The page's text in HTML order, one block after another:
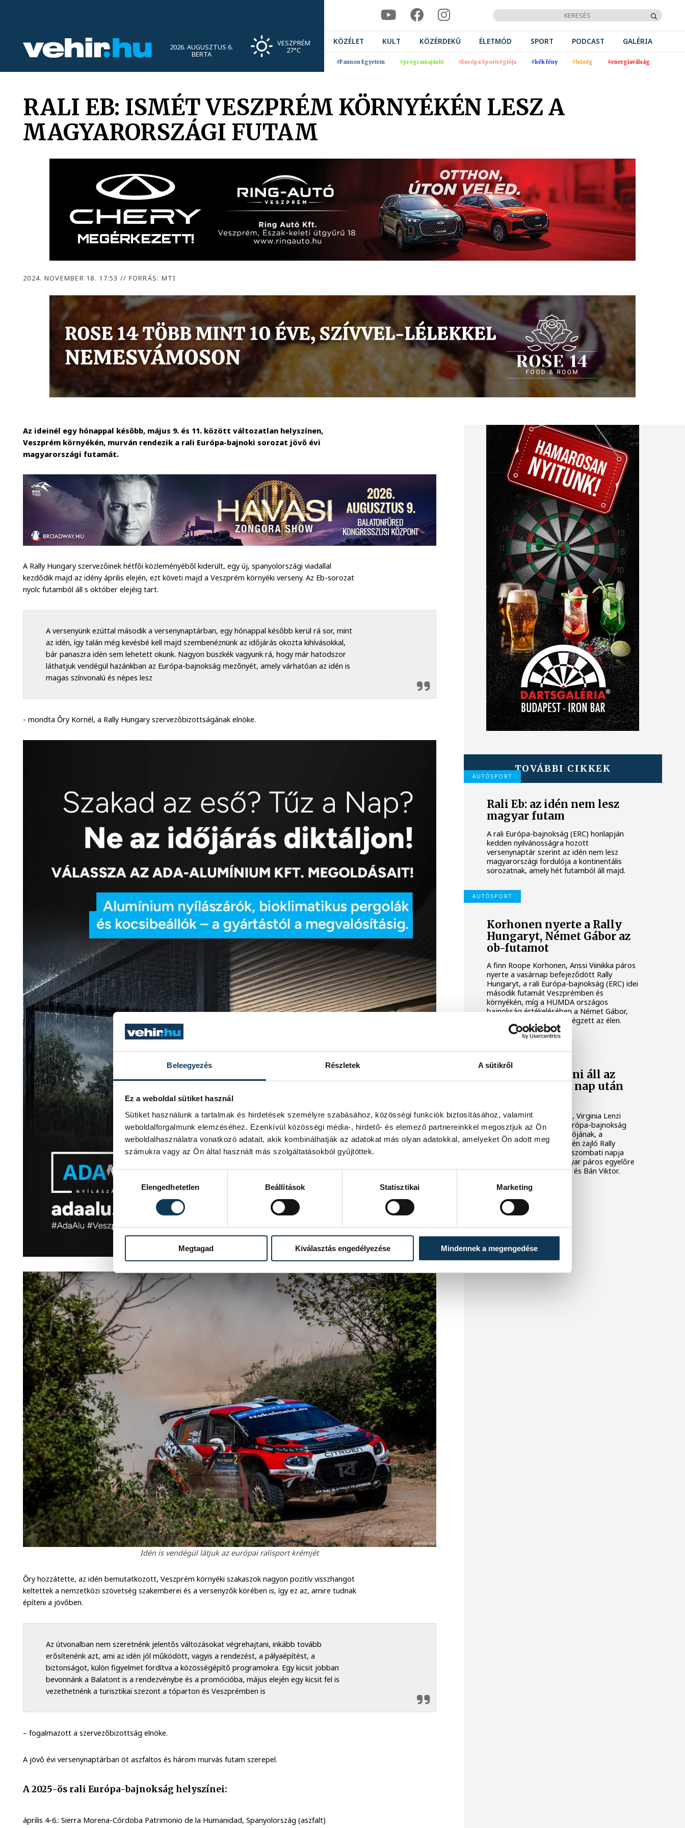
Beleegyezés Részletek A sütikről
Ez a weboldal sütiket használ
Sütiket használunk a tartalmak és hirdetések személyre szabásához, közösségi funkciók biztosításához, valamint
weboldalforgalmunk elemzéséhez. Ezenkívül közösségi média-, hirdető- és elemező partnereinkkel megosztjuk az Ön
weboldalhasználatra vonatkozó adatait, akik kombinálhatják az adatokat más olyan adatokkal, amelyeket Ön adott meg
számukra vagy az Ön által használt más szolgáltatásokból gyűjtöttek.
Hozzájárulás kiválasztása
Elengedhetetlen
Beállítások Statisztikai Marketing
Megtagad Kiválasztás engedélyezése Mindennek a megengedése
2026. AUGUSZTUS 6.
BERTA
VESZPRÉM
27°C
KÖZÉLET KULT KÖZÉRDEKŰ ÉLETMÓD SPORT PODCAST GALÉRIA
#Pannon Egyetem #programajánló #Európa Sportrégiója #kék fény #hőség #energiaválság
RALI EB: ISMÉT VESZPRÉM KÖRNYÉKÉN LESZ A
MAGYARORSZÁGI FUTAM
2024. NOVEMBER 18. 17:53 // FORRÁS: MTI
Az ideinél egy hónappal később, május 9. és 11. között változatlan helyszínen,
Veszprém környékén, murván rendezik a rali Európa-bajnoki sorozat jövő évi
magyarországi futamát.
A Rally Hungary szervezőinek hétfői közleményéből kiderült, egy új, spanyolországi viadallal
kezdődik majd az idény április elején, ezt követi majd a Veszprém környéki verseny. Az Eb-sorozat
nyolc futamból áll s október elejéig tart.
A versenyünk ezúttal második a versenynaptárban, egy hónappal később kerül rá sor, mint
az idén, így talán még kevésbé kell majd szembenéznünk az időjárás okozta kihívásokkal,
bár panaszra idén sem lehetett okunk. Nagyon büszkék vagyunk rá, hogy már hatodszor
láthatjuk vendégül hazánkban az Európa-bajnokság mezőnyét, amely várhatóan az idén is
magas színvonalú és népes lesz
- mondta Őry Kornél, a Rally Hungary szervezőbizottságának elnöke.
Idén is vendégül látjuk az európai ralisport krémjét
Őry hozzátette, az idén bemutatkozott, Veszprém környéki szakaszok nagyon pozitív visszhangot
keltettek a nemzetközi szövetség szakemberei és a versenyzők körében is, így ez az, amire tudnak
építeni a jövőben.
Az útvonalban nem szeretnénk jelentős változásokat végrehajtani, inkább tovább
erősítenénk azt, ami az idén jól működött, vagyis a rendezést, a pályaépítést, a
biztonságot, külön figyelmet fordítva a közösségépítő programokra. Egy kicsit jobban
bevonnánk a Balatont is a rendezvénybe és a promócióba, május elején egy kicsit fel is
vezethetnénk a turisztikai szezont a tóparton és Veszprémben is
– fogalmazott a szervezőbizottság elnöke.
A jövő évi versenynaptárban öt aszfaltos és három murvás futam szerepel.
A 2025-ös rali Európa-bajnokság helyszínei:
április 4-6.: Sierra Morena-Córdoba Patrimonio de la Humanidad, Spanyolország (aszfalt)
TOVÁBBI CIKKEK
AUTÓSPORT
Rali Eb: az idén nem lesz
magyar futam
A rali Európa-bajnokság (ERC) honlapján
kedden nyilvánosságra hozott
versenynaptár szerint az idén nem lesz
magyarországi fordulója a kontinentális
sorozatnak, amely hét futamból áll majd.
AUTÓSPORT
Korhonen nyerte a Rally
Hungaryt, Német Gábor az
ob-futamot
A finn Roope Korhonen, Anssi Viinikka páros
nyerte a vasárnap befejeződött Rally
Hungaryt, a rali Európa-bajnokság (ERC) idei
második futamát Veszprémben és
környékén, míg a HUMDA országos
bajnokság értékelésében a Német Gábor,
Németh Gergely kettős végzett az élen.
Rali Eb: Mabellini áll az
élen a szombati nap után
Az olasz Andrea Mabellini, Virginia Lenzi
kettős áll az élen a rali Európa-bajnokság
(ERC) idei második fordulójának, a
Veszprémben és környékén zajló Rally
Hungary-nek a második, szombati napja
után, míg a legjobb magyar páros egyelőre
a nyolcadik László Martin és Bán Viktor.